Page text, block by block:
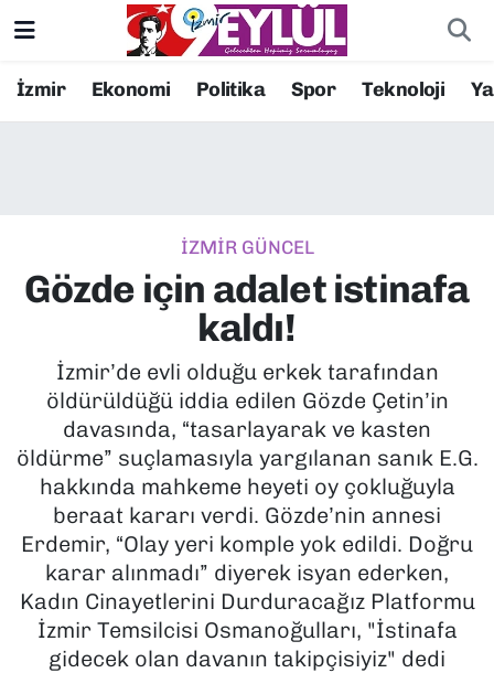
İzmir Ekonomi Politika Spor Teknoloji
İZMİR GÜNCEL
Gözde için adalet istinafa
kaldı!
İzmir’de evli olduğu erkek tarafından
öldürüldüğü iddia edilen Gözde Çetin’in
davasında, “tasarlayarak ve kasten
öldürme” suçlamasıyla yargılanan sanık E.G.
hakkında mahkeme heyeti oy çokluğuyla
beraat kararı verdi. Gözde’nin annesi
Erdemir, “Olay yeri komple yok edildi. Doğru
karar alınmadı” diyerek isyan ederken,
Kadın Cinayetlerini Durduracağız Platformu
İzmir Temsilcisi Osmanoğulları, "İstinafa
gidecek olan davanın takipçisiyiz" dedi
Resmi İlanlar
EKONOMİ
KÜLTÜR SANAT
MAGAZİN
POLİTİKA
SAĞLIK
SPOR
TEKNOLOJİ
Konak Nöbetçi Eczaneler
Süper Lig Puan Durumu ve Fikstür
Tüm Manşetler
Son Dakika Haberleri
Haber Arşivi